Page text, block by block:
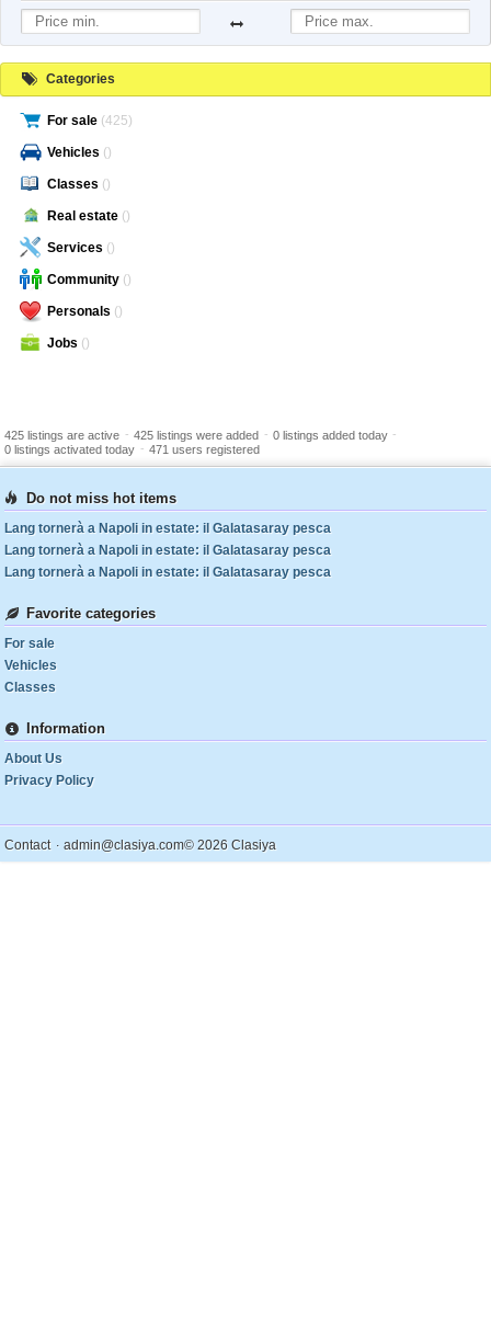
Categories
For sale (425)
Vehicles ()
Classes ()
Real estate ()
Services ()
Community ()
Personals ()
Jobs ()
425 listings are active - 425 listings were added - 0 listings added today -
0 listings activated today - 471 users registered
Do not miss hot items
Lang tornerà a Napoli in estate: il Galatasaray pesca
Lang tornerà a Napoli in estate: il Galatasaray pesca
Lang tornerà a Napoli in estate: il Galatasaray pesca
Favorite categories
For sale
Vehicles
Classes
Information
About Us
Privacy Policy
Contact . admin@clasiya.com© 2026 Clasiya